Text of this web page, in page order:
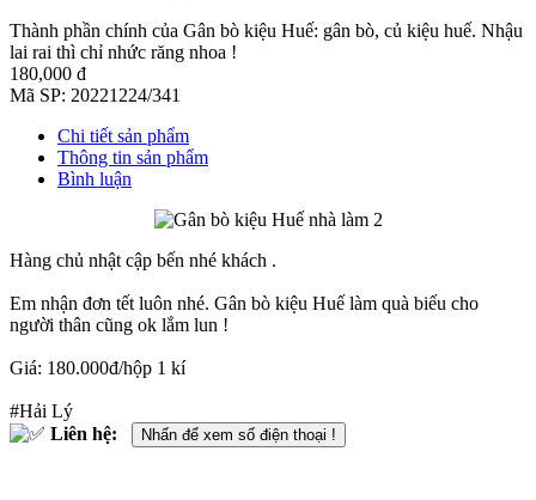
Thành phần chính của Gân bò kiệu Huế: gân bò, củ kiệu huế. Nhậu
lai rai thì chỉ nhức răng nhoa !
180,000 đ
Mã SP: 20221224/341
Chi tiết sản phẩm
Thông tin sản phẩm
Bình luận
Hàng chủ nhật cập bến nhé khách .
Em nhận đơn tết luôn nhé. Gân bò kiệu Huế làm quà biếu cho
người thân cũng ok lắm lun !
Giá: 180.000đ/hộp 1 kí
#Hải Lý
Liên hệ:
Nhấn để xem số điện thoại !